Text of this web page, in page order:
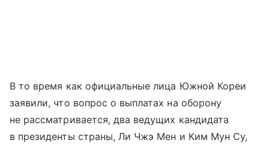
В то время как официальные лица Южной Кореи
заявили, что вопрос о выплатах на оборону
не рассматривается, два ведущих кандидата
в президенты страны, Ли Чжэ Мен и Ким Мун Су,